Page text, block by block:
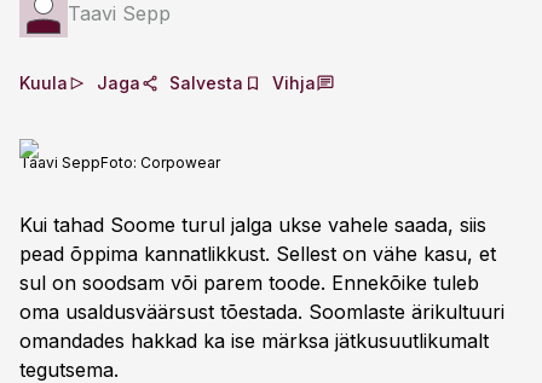
Taavi Sepp
Kuula Jaga Salvesta Vihja
Taavi SeppFoto: Corpowear
Kui tahad Soome turul jalga ukse vahele saada, siis
pead õppima kannatlikkust. Sellest on vähe kasu, et
sul on soodsam või parem toode. Ennekõike tuleb
oma usaldusväärsust tõestada. Soomlaste ärikultuuri
omandades hakkad ka ise märksa jätkusuutlikumalt
tegutsema.